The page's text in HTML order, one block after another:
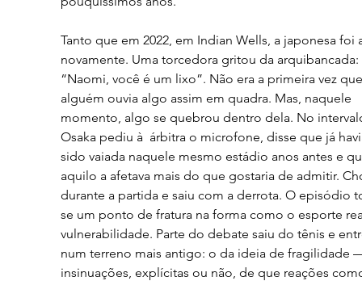
Tanto que em 2022, em Indian Wells, a japonesa foi
novamente. Uma torcedora gritou da arquibancada:
“Naomi, você é um lixo”. Não era a primeira vez
alguém ouvia algo assim em quadra. Mas, naquele
momento, algo se quebrou dentro dela. No
Osaka pediu à  árbitra o microfone, disse que já
sido vaiada naquele mesmo estádio anos antes e
aquilo a afetava mais do que gostaria de admitir.
durante a partida e saiu com a derrota. O episódio
se um ponto de fratura na forma como o esporte
vulnerabilidade. Parte do debate saiu do tênis e
num terreno mais antigo: o da ideia de fragilidade
insinuações, explícitas ou não, de que reações